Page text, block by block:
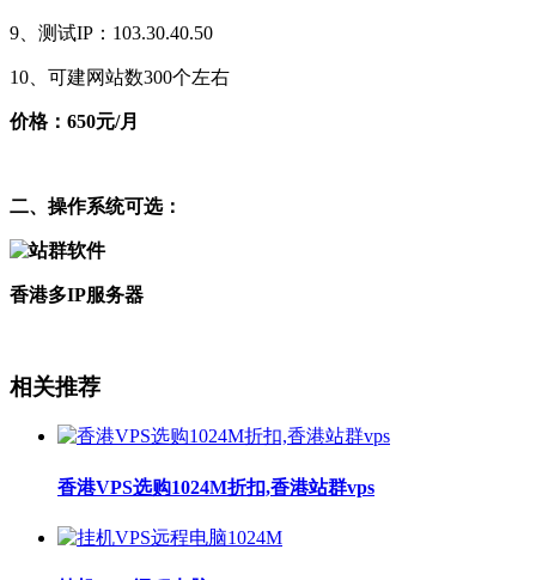
9、测试IP：103.30.40.50
10、可建网站数300个左右
价格：650元/月
二、操作系统可选：
香港多IP服务器
相关推荐
香港VPS选购1024M折扣,香港站群vps